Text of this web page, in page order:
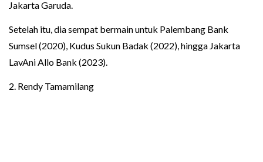
Jakarta Garuda.
Setelah itu, dia sempat bermain untuk Palembang Bank
Sumsel (2020), Kudus Sukun Badak (2022), hingga Jakarta
LavAni Allo Bank (2023).
2. Rendy Tamamilang